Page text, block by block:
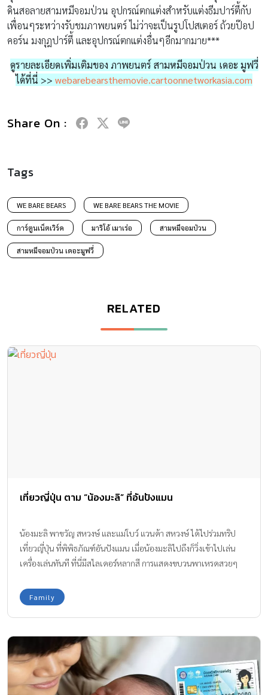
ดินสอลายสามหมีจอมป่วน อุปกรณ์ตกแต่งสำหรับแต่งธีมปาร์ตี้กับ
เพื่อนๆระหว่างรับชมภาพยนตร์ ไม่ว่าจะเป็นรูปโปสเตอร์ ถ้วยป๊อป
คอร์น มงกุฎปาร์ตี้ และอุปกรณ์ตกแต่งอื่นๆอีกมากมาย***
ดูรายละเอียดเพิ่มเติมของ ภาพยนตร์ สามหมีจอมป่วน เดอะ มูฟวี่
ได้ที่นี่ >> webarebearsthemovie.cartoonnetworkasia.com
Share On :
Tags
WE BARE BEARS WE BARE BEARS THE MOVIE
การ์ตูนเน็ตเวิร์ค มาริโอ้ เมาเร่อ สามหมีจอมป่วน
สามหมีจอมป่วน เดอะมูฟวี่
RELATED
เที่ยวญี่ปุ่น ตาม “น้องมะลิ” ที่อันปังแมน
น้องมะลิ พาขวัญ สหวงษ์ และแม่โบว์ แวนด้า สหวงษ์ ได้ไปร่วมทริป
เที่ยวญี่ปุ่น ที่พิพิธภัณฑ์อันปังแมน เมื่อน้องมะลิไปถึงก็วิ่งเข้าไปเล่น
เครื่องเล่นทันที ที่นี่มีสไลเดอร์หลากสี การแสดงขบวนพาเหรดสวยๆ
Family